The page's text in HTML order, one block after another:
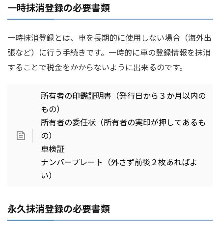
一時抹消登録の必要書類
一時抹消登録とは、車を長期的に使用しない場合（海外出
張など）に行う手続きです。一時的に車の登録情報を抹消
することで税金をかからないように出来るのです。
所有者の印鑑証明書（発行日から３か月以内の
もの）
所有者の委任状（所有者の実印が押してあるも
の）
車検証
ナンバープレート（外さず前後２枚あればよ
い）
永久抹消登録の必要書類